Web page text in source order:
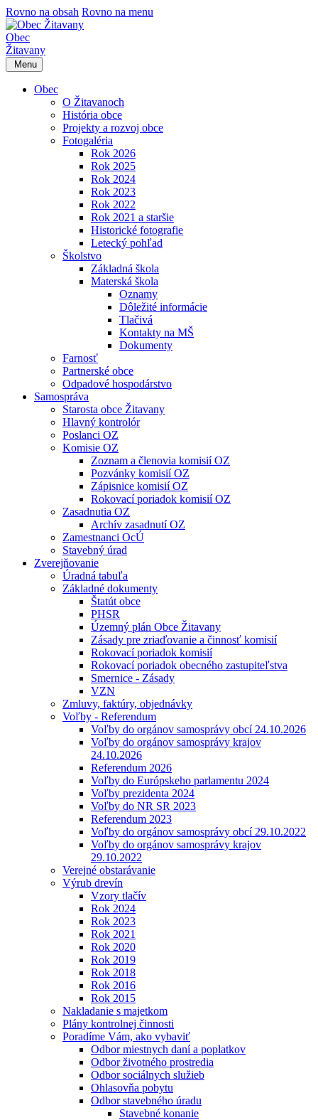
Rovno na obsah Rovno na menu
Obec
Žitavany
Menu
Obec
O Žitavanoch
História obce
Projekty a rozvoj obce
Fotogaléria
Rok 2026
Rok 2025
Rok 2024
Rok 2023
Rok 2022
Rok 2021 a staršie
Historické fotografie
Letecký pohľad
Školstvo
Základná škola
Materská škola
Oznamy
Dôležité informácie
Tlačivá
Kontakty na MŠ
Dokumenty
Farnosť
Partnerské obce
Odpadové hospodárstvo
Samospráva
Starosta obce Žitavany
Hlavný kontrolór
Poslanci OZ
Komisie OZ
Zoznam a členovia komisií OZ
Pozvánky komisií OZ
Zápisnice komisií OZ
Rokovací poriadok komisií OZ
Zasadnutia OZ
Archív zasadnutí OZ
Zamestnanci OcÚ
Stavebný úrad
Zverejňovanie
Úradná tabuľa
Základné dokumenty
Štatút obce
PHSR
Územný plán Obce Žitavany
Zásady pre zriaďovanie a činnosť komisií
Rokovací poriadok komisií
Rokovací poriadok obecného zastupiteľstva
Smernice - Zásady
VZN
Zmluvy, faktúry, objednávky
Voľby - Referendum
Voľby do orgánov samosprávy obcí 24.10.2026
Voľby do orgánov samosprávy krajov
24.10.2026
Referendum 2026
Voľby do Európskeho parlamentu 2024
Voľby prezidenta 2024
Voľby do NR SR 2023
Referendum 2023
Voľby do orgánov samosprávy obcí 29.10.2022
Voľby do orgánov samosprávy krajov
29.10.2022
Verejné obstarávanie
Výrub drevín
Vzory tlačív
Rok 2024
Rok 2023
Rok 2021
Rok 2020
Rok 2019
Rok 2018
Rok 2016
Rok 2015
Nakladanie s majetkom
Plány kontrolnej činnosti
Poradíme Vám, ako vybaviť
Odbor miestnych daní a poplatkov
Odbor životného prostredia
Odbor sociálnych služieb
Ohlasovňa pobytu
Odbor stavebného úradu
Stavebné konanie